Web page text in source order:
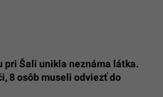
pri Šali unikla neznáma látka.
8 osôb museli odviezť do